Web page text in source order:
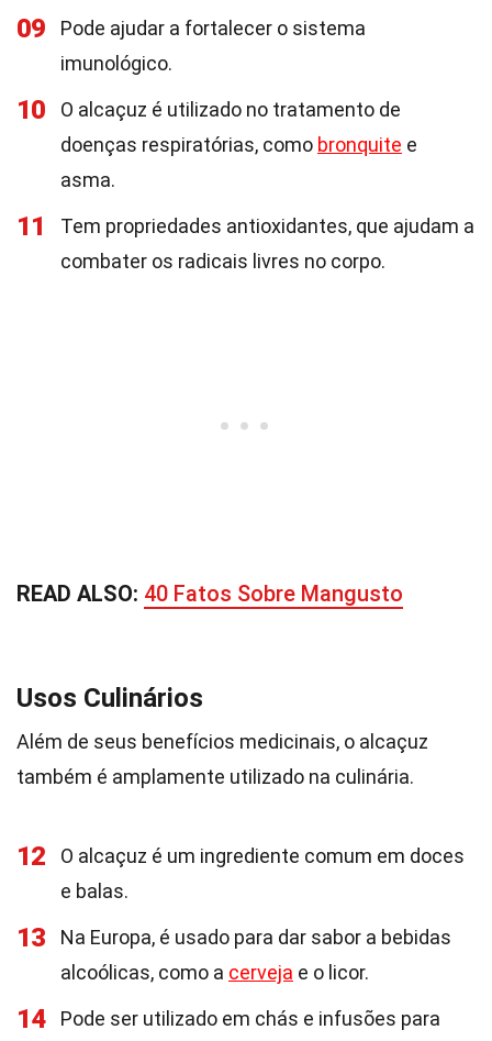
09
Pode ajudar a fortalecer o sistema
imunológico.
10
O alcaçuz é utilizado no tratamento de
doenças respiratórias, como bronquite e
asma.
11
Tem propriedades antioxidantes, que ajudam a
combater os radicais livres no corpo.
READ ALSO: 40 Fatos Sobre Mangusto
Usos Culinários
Além de seus benefícios medicinais, o alcaçuz
também é amplamente utilizado na culinária.
12
O alcaçuz é um ingrediente comum em doces
e balas.
13
Na Europa, é usado para dar sabor a bebidas
alcoólicas, como a cerveja e o licor.
14
Pode ser utilizado em chás e infusões para